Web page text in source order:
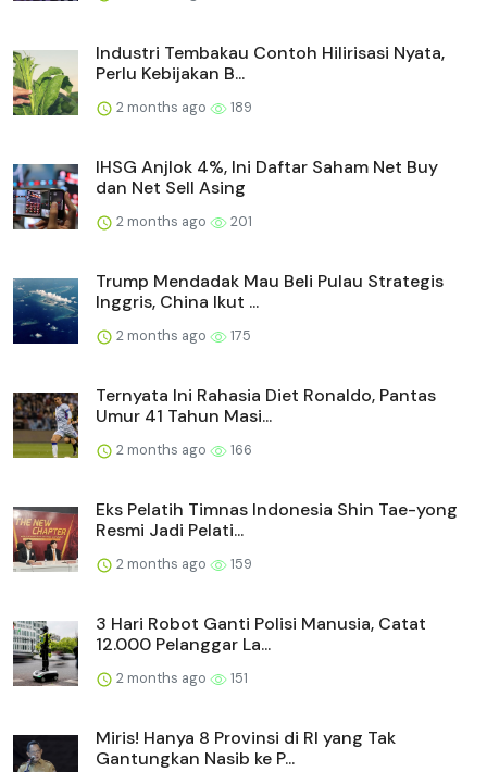
Industri Tembakau Contoh Hilirisasi Nyata,
Perlu Kebijakan B...
2 months ago 189
IHSG Anjlok 4%, Ini Daftar Saham Net Buy
dan Net Sell Asing
2 months ago 201
Trump Mendadak Mau Beli Pulau Strategis
Inggris, China Ikut ...
2 months ago 175
Ternyata Ini Rahasia Diet Ronaldo, Pantas
Umur 41 Tahun Masi...
2 months ago 166
Eks Pelatih Timnas Indonesia Shin Tae-yong
Resmi Jadi Pelati...
2 months ago 159
3 Hari Robot Ganti Polisi Manusia, Catat
12.000 Pelanggar La...
2 months ago 151
Miris! Hanya 8 Provinsi di RI yang Tak
Gantungkan Nasib ke P...